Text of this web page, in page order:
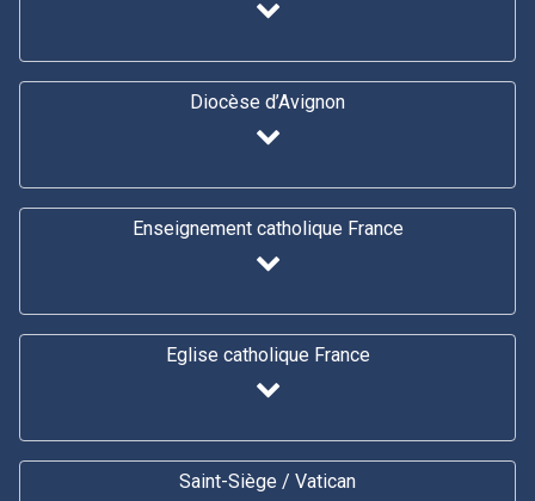
Diocèse d’Avignon
Enseignement catholique France
Eglise catholique France
Saint-Siège / Vatican